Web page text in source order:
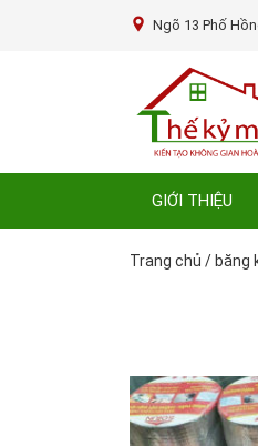
Ngõ 13 Phố
GIỚI THIỆU
Trang chủ / băng